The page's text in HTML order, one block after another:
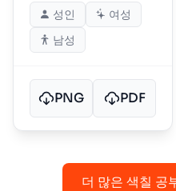
성인
여성
남성
PNG PDF
더 많은 색칠 공